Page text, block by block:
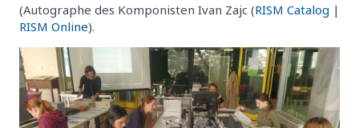
(Autographe des Komponisten Ivan Zajc (RISM Catalog |
RISM Online).